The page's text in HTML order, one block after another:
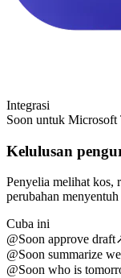
Integrasi
Soon untuk Microsoft
Kelulusan
Penyelia melihat kos,
perubahan
Cuba ini
@Soon approve draft
@Soon summarize
@Soon who is